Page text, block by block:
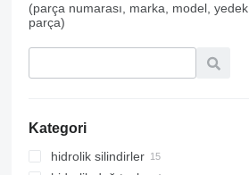
(parça numarası, marka, model, yedek
parça)
Kategori
hidrolik silindirler